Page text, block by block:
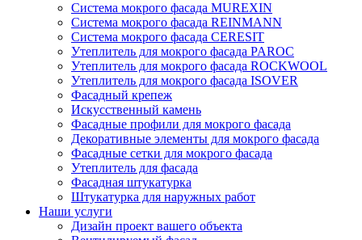
Система мокрого фасада MUREXIN
Система мокрого фасада REINMANN
Система мокрого фасада CERESIT
Утеплитель для мокрого фасада PAROC
Утеплитель для мокрого фасада ROCKWOOL
Утеплитель для мокрого фасада ISOVER
Фасадный крепеж
Искусственный камень
Фасадные профили для мокрого фасада
Декоративные элементы для мокрого фасада
Фасадные сетки для мокрого фасада
Утеплитель для фасада
Фасадная штукатурка
Штукатурка для наружных работ
Наши услуги
Дизайн проект вашего объекта